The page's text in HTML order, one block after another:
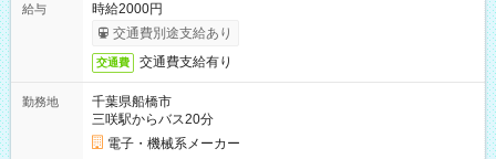
給与
時給2000円
交通費別途支給あり
交通費 交通費支給有り
勤務地
千葉県船橋市
三咲駅からバス20分
電子・機械系メーカー